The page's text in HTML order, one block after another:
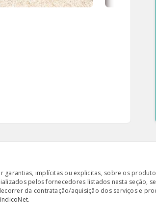
implícitas ou explicitas, sobre os
pelos fornecedores listados nesta seção,
da contratação/aquisição dos serviços e